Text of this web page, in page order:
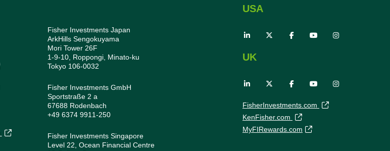
Fisher Investments Japan
ArkHills Sengokuyama
Mori Tower 26F
1-9-10, Roppongi, Minato-ku
Tokyo 106-0032
Fisher Investments GmbH
Sportstraße 2 a
67688 Rodenbach
+49 6374 9911-250
Fisher Investments Singapore
Level 22, Ocean Financial Centre
USA
UK
FisherInvestments.com
KenFisher.com
MyFIRewards.com